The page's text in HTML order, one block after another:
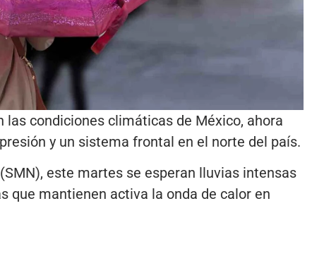
condiciones climáticas de México, ahora
y un sistema frontal en el norte del país.
este martes se esperan lluvias intensas
que mantienen activa la onda de calor en